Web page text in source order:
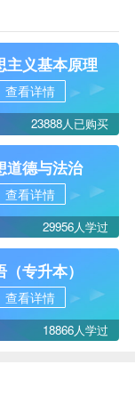
主义基本原理
查看详情
23888人已购买
道德与法治
查看详情
29956人学过
（专升本）
查看详情
18866人学过